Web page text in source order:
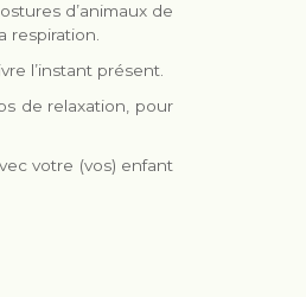
d’animaux de
respiration.
l’instant présent.
de relaxation, pour
votre (vos) enfant